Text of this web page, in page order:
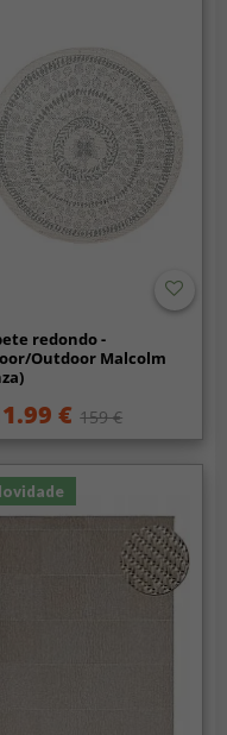
redondo -
Outdoor Malcolm
€ 159 €